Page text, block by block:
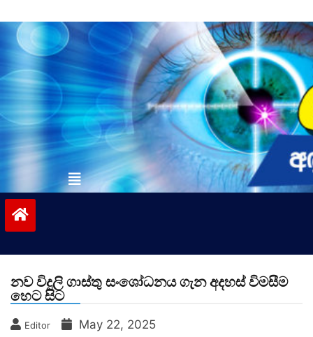
to
contentvinivida.lk
නව විදුලි ගාස්තු සංශෝධනය ගැන අදහස් විමසීම
හෙට සිට
Editor May 22, 2025